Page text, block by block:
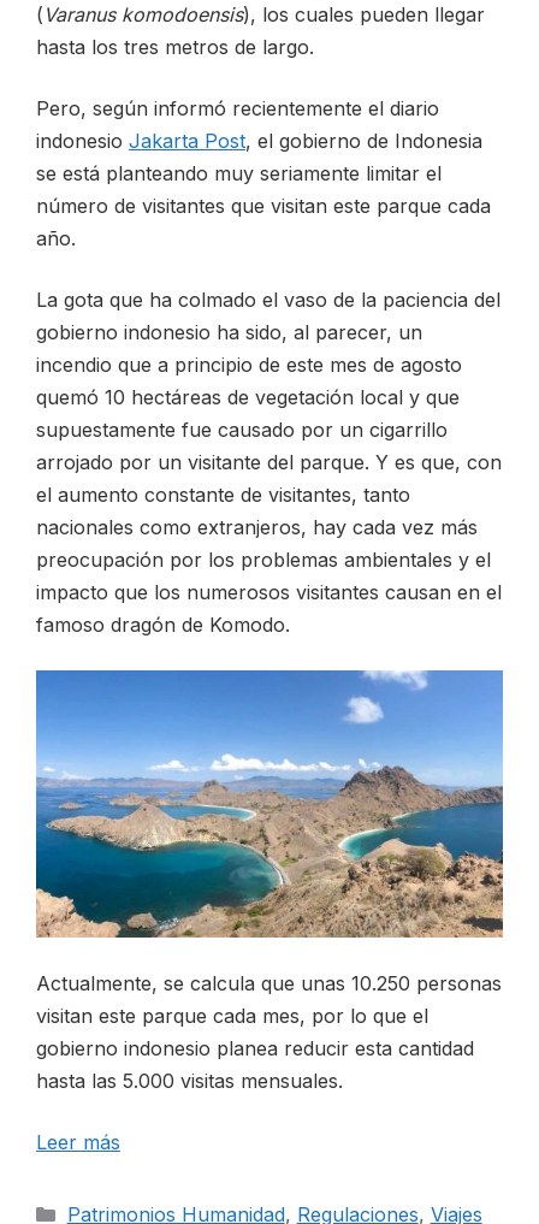
( Varanus komodoensis), los cuales pueden llegar
hasta los tres metros de largo.
Pero, según informó recientemente el diario
indonesio Jakarta Post, el gobierno de Indonesia
se está planteando muy seriamente limitar el
número de visitantes que visitan este parque cada
año.
La gota que ha colmado el vaso de la paciencia del
gobierno indonesio ha sido, al parecer, un
incendio que a principio de este mes de agosto
quemó 10 hectáreas de vegetación local y que
supuestamente fue causado por un cigarrillo
arrojado por un visitante del parque. Y es que, con
el aumento constante de visitantes, tanto
nacionales como extranjeros, hay cada vez más
preocupación por los problemas ambientales y el
impacto que los numerosos visitantes causan en el
famoso dragón de Komodo.
Actualmente, se calcula que unas 10.250 personas
visitan este parque cada mes, por lo que el
gobierno indonesio planea reducir esta cantidad
hasta las 5.000 visitas mensuales.
Leer más
Categorías
Patrimonios Humanidad, Regulaciones, Viajes